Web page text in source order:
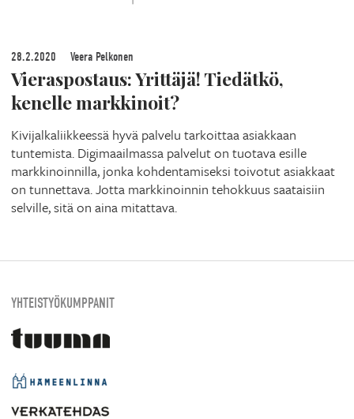
28.2.2020 Veera Pelkonen
Vieraspostaus: Yrittäjä! Tiedätkö,
kenelle markkinoit?
Kivijalkaliikkeessä hyvä palvelu tarkoittaa asiakkaan
tuntemista. Digimaailmassa palvelut on tuotava esille
markkinoinnilla, jonka kohdentamiseksi toivotut asiakkaat
on tunnettava. Jotta markkinoinnin tehokkuus saataisiin
selville, sitä on aina mitattava.
YHTEISTYÖKUMPPANIT